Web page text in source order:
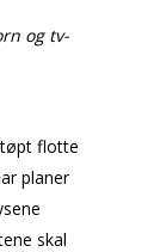
og tv-
flotte
planer
skal